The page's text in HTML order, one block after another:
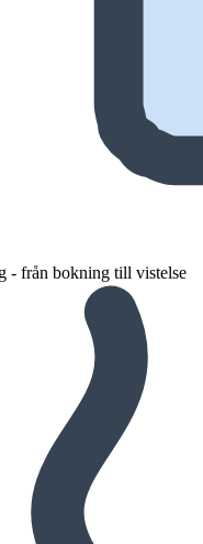
- från bokning till vistelse